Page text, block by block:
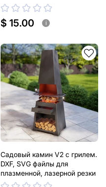
$ 15.00 i
Садовый камин V2 с грилем.
DXF, SVG файлы для
плазменной, лазерной резки